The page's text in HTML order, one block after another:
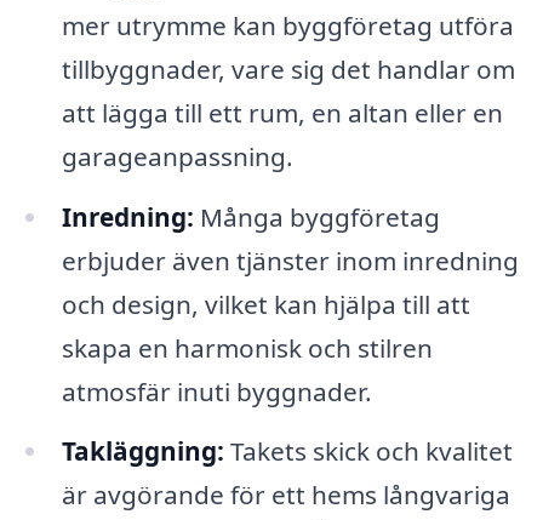
mer utrymme kan byggföretag utföra
tillbyggnader, vare sig det handlar om
att lägga till ett rum, en altan eller en
garageanpassning.
Inredning: Många byggföretag
erbjuder även tjänster inom inredning
och design, vilket kan hjälpa till att
skapa en harmonisk och stilren
atmosfär inuti byggnader.
Takläggning: Takets skick och kvalitet
är avgörande för ett hems långvariga